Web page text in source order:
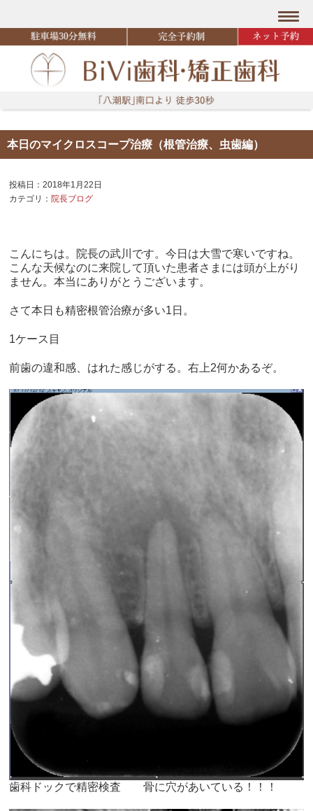
本日のマイクロスコープ治療（根管治療、虫歯編）
投稿日：2018年1月22日
カテゴリ： 院長ブログ
こんにちは。院長の武川です。今日は大雪で寒いですね。
こんな天候なのに来院して頂いた患者さまには頭が上がり
ません。本当にありがとうございます。
さて本日も精密根管治療が多い1日。
1ケース目
前歯の違和感、はれた感じがする。右上2何かあるぞ。
歯科ドックで精密検査 骨に穴があいている！！！